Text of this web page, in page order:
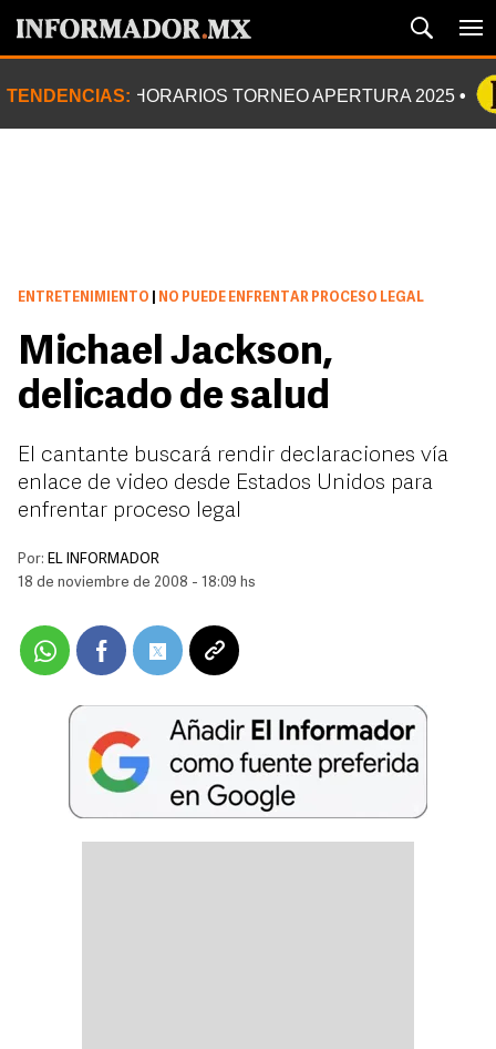
TENDENCIAS: HORARIOS TORNEO APERTURA 2025
ENTRETENIMIENTO NO PUEDE ENFRENTAR PROCESO LEGAL
Michael Jackson,
delicado de salud
El cantante buscará rendir declaraciones vía
enlace de video desde Estados Unidos para
enfrentar proceso legal
Por: EL INFORMADOR
18 de noviembre de 2008 - 18:09 hs